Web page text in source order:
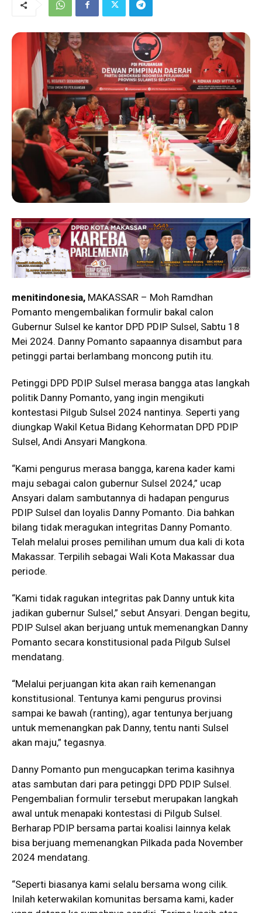
menitindonesia, MAKASSAR – Moh Ramdhan
Pomanto mengembalikan formulir bakal calon
Gubernur Sulsel ke kantor DPD PDIP Sulsel, Sabtu 18
Mei 2024. Danny Pomanto sapaannya disambut para
petinggi partai berlambang moncong putih itu.
Petinggi DPD PDIP Sulsel merasa bangga atas langkah
politik Danny Pomanto, yang ingin mengikuti
kontestasi Pilgub Sulsel 2024 nantinya. Seperti yang
diungkap Wakil Ketua Bidang Kehormatan DPD PDIP
Sulsel, Andi Ansyari Mangkona.
“Kami pengurus merasa bangga, karena kader kami
maju sebagai calon gubernur Sulsel 2024,” ucap
Ansyari dalam sambutannya di hadapan pengurus
PDIP Sulsel dan loyalis Danny Pomanto. Dia bahkan
bilang tidak meragukan integritas Danny Pomanto.
Telah melalui proses pemilihan umum dua kali di kota
Makassar. Terpilih sebagai Wali Kota Makassar dua
periode.
“Kami tidak ragukan integritas pak Danny untuk kita
jadikan gubernur Sulsel,” sebut Ansyari. Dengan begitu,
PDIP Sulsel akan berjuang untuk memenangkan Danny
Pomanto secara konstitusional pada Pilgub Sulsel
mendatang.
“Melalui perjuangan kita akan raih kemenangan
konstitusional. Tentunya kami pengurus provinsi
sampai ke bawah (ranting), agar tentunya berjuang
untuk memenangkan pak Danny, tentu nanti Sulsel
akan maju,” tegasnya.
Danny Pomanto pun mengucapkan terima kasihnya
atas sambutan dari para petinggi DPD PDIP Sulsel.
Pengembalian formulir tersebut merupakan langkah
awal untuk menapaki kontestasi di Pilgub Sulsel.
Berharap PDIP bersama partai koalisi lainnya kelak
bisa berjuang memenangkan Pilkada pada November
2024 mendatang.
“Seperti biasanya kami selalu bersama wong cilik.
Inilah keterwakilan komunitas bersama kami, kader